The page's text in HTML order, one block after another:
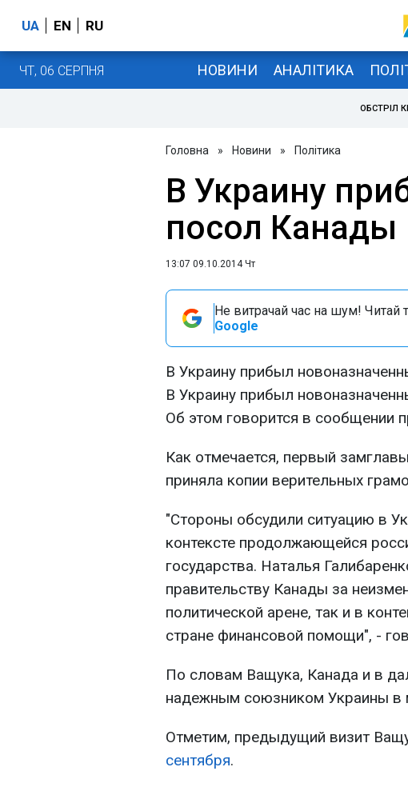
UA EN RU
ЧТ, 06 СЕРПНЯ НОВИНИ АНАЛІТИКА
ОБСТРІЛ
Головна » Новини » Політика
В Украину
посол Канады
13:07 09.10.2014 Чт
Не витрачай час на шум! Читай
Google
В Украину прибыл
В Украину прибыл
Об этом говорится в
Как отмечается, первый
приняла копии верительных
"Стороны обсудили ситуацию в
контексте продолжающейся
государства. Наталья
правительству Канады за
политической арене, так и в
стране финансовой помощи", -
По словам Ващука, Канада и в
надежным союзником Украины в
Отметим, предыдущий визит
сентября.